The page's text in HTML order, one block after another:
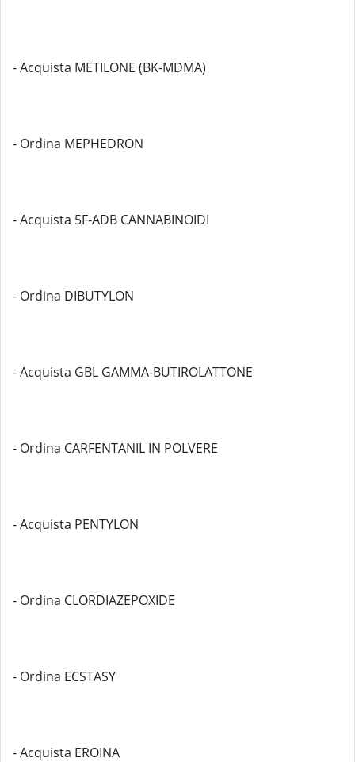
- Acquista METILONE (BK-MDMA)
- Ordina MEPHEDRON
- Acquista 5F-ADB CANNABINOIDI
- Ordina DIBUTYLON
- Acquista GBL GAMMA-BUTIROLATTONE
- Ordina CARFENTANIL IN POLVERE
- Acquista PENTYLON
- Ordina CLORDIAZEPOXIDE
- Ordina ECSTASY
- Acquista EROINA